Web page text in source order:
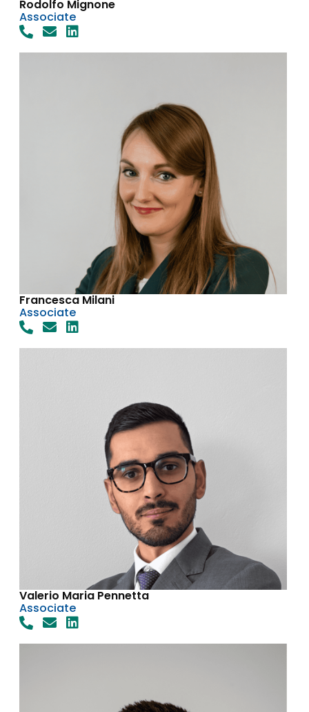
Rodolfo Mignone
Associate
Francesca Milani
Associate
Valerio Maria Pennetta
Associate